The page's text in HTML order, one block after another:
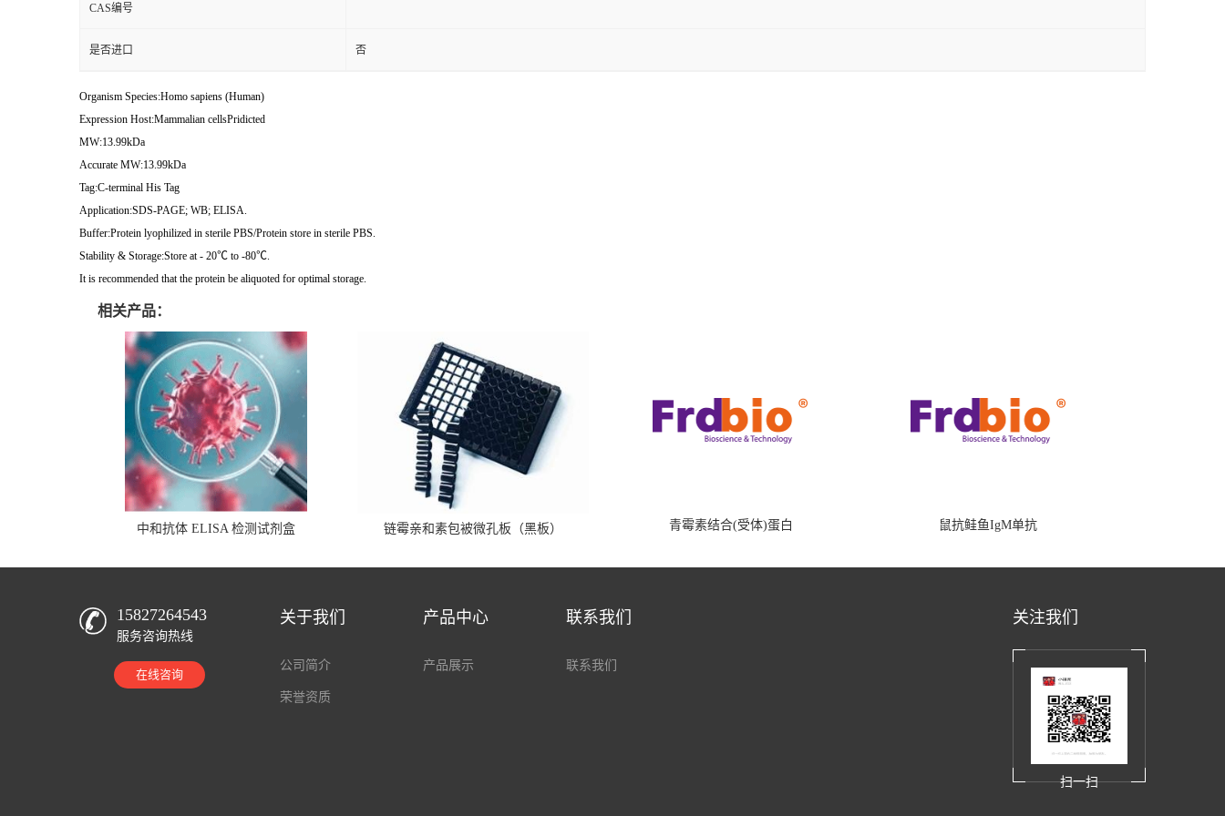
CAS编号
是否进口 否
Organism Species:Homo sapiens (Human)
Expression Host:Mammalian cellsPridicted
MW:13.99kDa
Accurate MW:13.99kDa
Tag:C-terminal His Tag
Application:SDS-PAGE; WB; ELISA.
Buffer:Protein lyophilized in sterile PBS/Protein store in sterile PBS.
Stability & Storage:Store at - 20℃ to -80℃.
It is recommended that the protein be aliquoted for optimal storage.
相关产品：
中和抗体 ELISA 检测试剂盒 链霉亲和素包被微孔板（黑板） 青霉素结合(受体)蛋白 鼠抗鲑鱼IgM单抗
15827264543
服务咨询热线
在线咨询
关于我们
公司简介
荣誉资质
产品中心
产品展示
联系我们
联系我们
关注我们
扫一扫